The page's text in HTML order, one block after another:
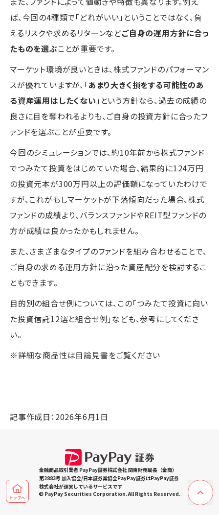
ば、今回の4種類で「どれがいい」ということではなく、負
えるリスクや求めるリターンなどご自身の運用方針に合っ
たものを選ぶことが重要です。
マーケット環境が良いときは、株式ファンドのパフォーマン
スが優れていますが、「あまり大きく損をする可能性のあ
る資産運用はしたくない 」という方針なら、過去の成績の
良さに目を奪われるよりも、ご自身の投資方針に合ったフ
ァンドを選ぶことが重要です。
今回のシミュレーションでは、約10年前から株式ファンド
でつみたて投資をはじめていた場合、結果的に124万円
の投資元本が300万円以上の評価額になっていたわけで
すが、これがもしマーケットが下落傾向だった場合、株式
ファンドの成績より、バランスファンドやREIT型ファンドの
方が成績は良かったかもしれません。
また、さまざまなタイプのファンドを組み合わせることで、
ご自身の求める運用方針に沿った資産配分を検討するこ
ともできます。
目的別の組合せ例については、この「つみたて投資に向い
た投資信託12選と組合せ例」なども、参考にしてくださ
い。
※詳細な商品性は目論見書をご覧ください
記事作成日：2026年6月1日
金融商品取引業者 PayPay証券株式会社 関東財務局長（金商）
第2883号 加入協会/日本証券業協会PayPay証券はPayPay証券
株式会社が運営しているサービスです
© PayPay Securities Corporation. All Rights Reserved.